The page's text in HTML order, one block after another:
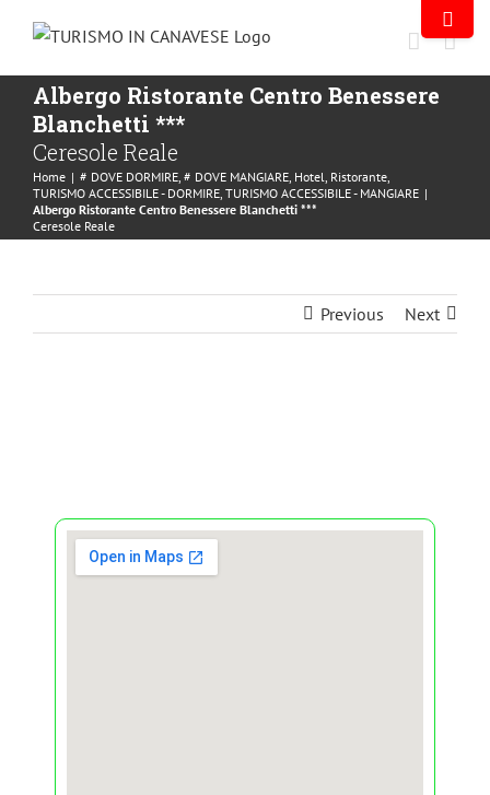
Albergo Ristorante Centro Benessere
Blanchetti ***
Ceresole Reale
Home | # DOVE DORMIRE, # DOVE MANGIARE, Hotel, Ristorante,
TURISMO ACCESSIBILE - DORMIRE, TURISMO ACCESSIBILE - MANGIARE |
Albergo Ristorante Centro Benessere Blanchetti ***
Ceresole Reale
Previous Next